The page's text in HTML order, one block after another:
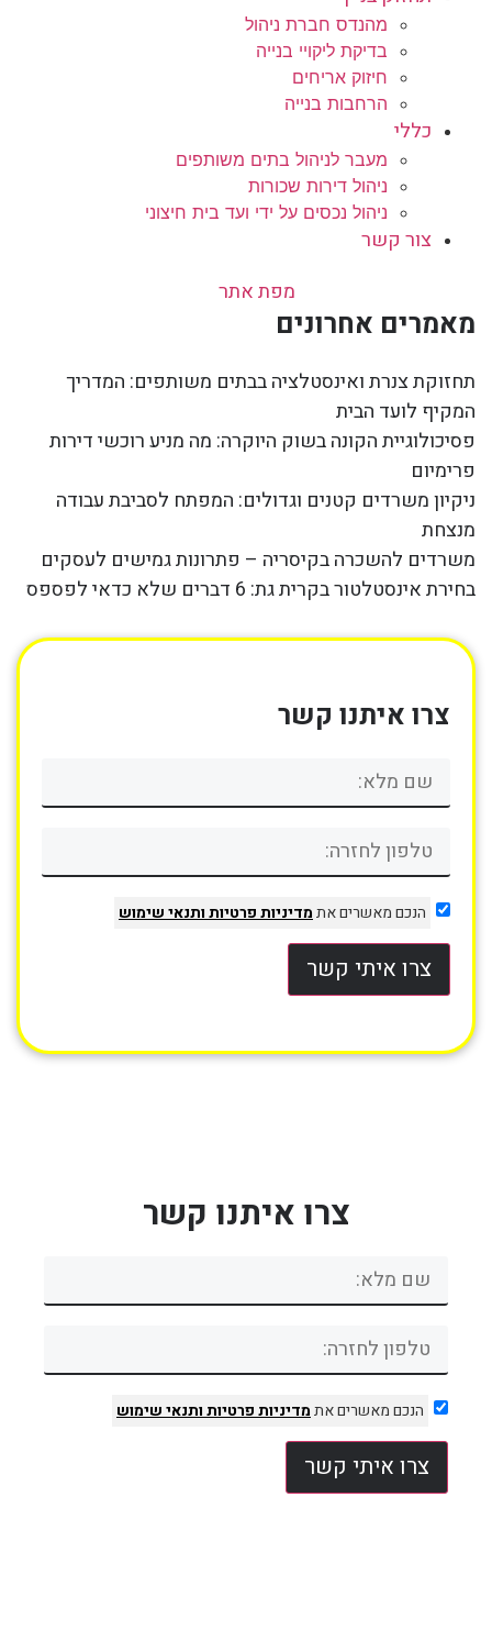
מהנדס חברת ניהול
בדיקת ליקויי בנייה
חיזוק אריחים
הרחבות בנייה
כללי
מעבר לניהול בתים משותפים
ניהול דירות שכורות
ניהול נכסים על ידי ועד בית חיצוני
צור קשר
מפת אתר
מאמרים אחרונים
תחזוקת צנרת ואינסטלציה בבתים משותפים: המדריך
המקיף לועד הבית
פסיכולוגיית הקונה בשוק היוקרה: מה מניע רוכשי דירות
פרימיום
ניקיון משרדים קטנים וגדולים: המפתח לסביבת עבודה
מנצחת
משרדים להשכרה בקיסריה – פתרונות גמישים לעסקים
בחירת אינסטלטור בקרית גת: 6 דברים שלא כדאי לפספס
צרו איתנו קשר
הנכם מאשרים אתמדיניות פרטיותותנאי שימוש
צרו איתי קשר
צרו איתנו קשר
הנכם מאשרים אתמדיניות פרטיותותנאי שימוש
צרו איתי קשר